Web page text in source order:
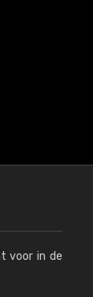
voor in de